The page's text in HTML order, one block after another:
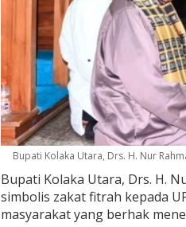
Bupati Kolaka Utara, Drs. H. Nur
Bupati Kolaka Utara, Drs. H.
simbolis zakat fitrah kepada
masyarakat yang berhak